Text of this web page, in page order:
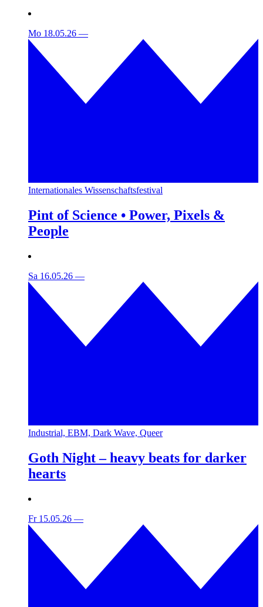
Mo 18.05.26 —
Internationales Wissenschaftsfestival
Pint of Science • Power, Pixels &
People
Sa 16.05.26 —
Industrial, EBM, Dark Wave, Queer
Goth Night – heavy beats for darker
hearts
Fr 15.05.26 —